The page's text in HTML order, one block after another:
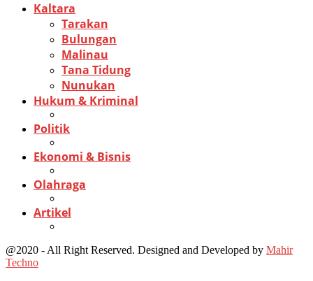
Kaltara
Tarakan
Bulungan
Malinau
Tana Tidung
Nunukan
Hukum & Kriminal
Politik
Ekonomi & Bisnis
Olahraga
Artikel
@2020 - All Right Reserved. Designed and Developed by Mahir
Techno